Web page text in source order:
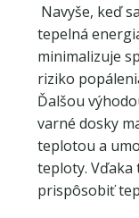
Navyše, keď
tepelná
minimalizuje
riziko
Ďalšou
varné dosky
teplotou a
teploty. Vďaka
prispôsobiť